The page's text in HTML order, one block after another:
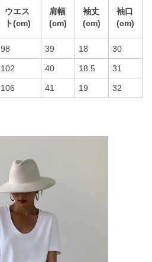
ウエス
ト(cm)
肩幅
(cm)
袖丈
(cm)
袖口
(cm)
98 39 18 30
102 40 18.5 31
106 41 19 32